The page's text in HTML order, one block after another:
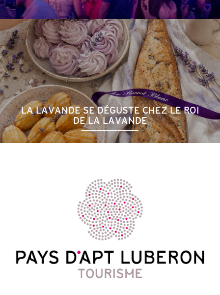
LA LAVANDE SE DÉGUSTE CHEZ LE ROI
DE LA LAVANDE